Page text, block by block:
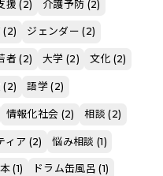
援 (2) 介護予防 (2)
(2) ジェンダー (2)
者 (2) 大学 (2) 文化 (2)
(2) 語学 (2)
情報化社会 (2) 相談 (2)
ィア (2) 悩み相談 (1)
(1) ドラム缶風呂 (1)